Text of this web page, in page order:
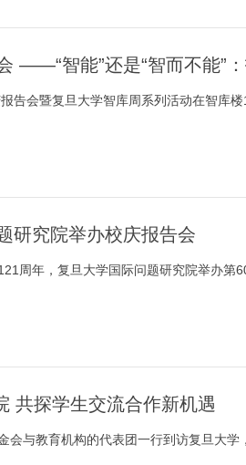
——“智能”还是“智而不能”
会暨复旦大学智库周系列活动在智库楼
研究院举办校庆报告会
周年，复旦大学国际问题研究院举办第
共探学生交流合作新机遇
与教育机构的代表团一行到访复旦大学